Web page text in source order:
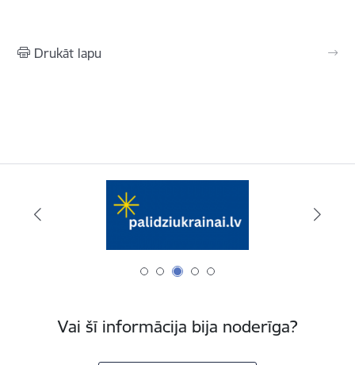
Drukāt lapu
Vai šī informācija bija noderīga?